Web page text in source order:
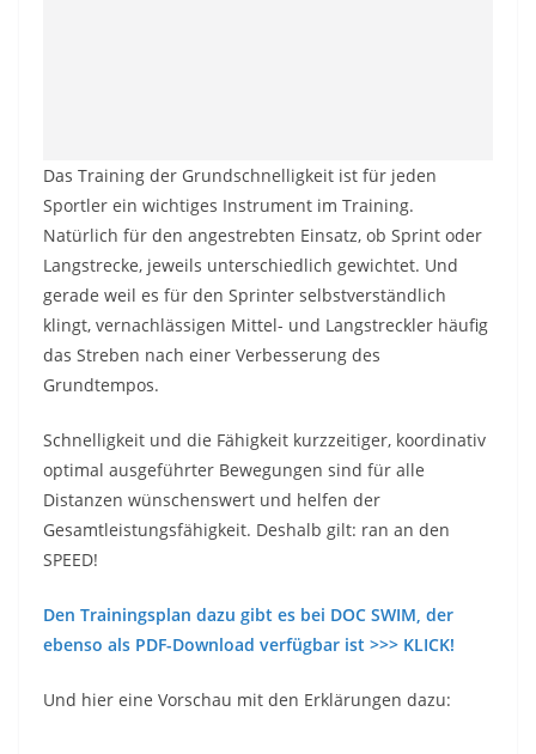
Das Training der Grundschnelligkeit ist für jeden
Sportler ein wichtiges Instrument im Training.
Natürlich für den angestrebten Einsatz, ob Sprint oder
Langstrecke, jeweils unterschiedlich gewichtet. Und
gerade weil es für den Sprinter selbstverständlich
klingt, vernachlässigen Mittel- und Langstreckler häufig
das Streben nach einer Verbesserung des
Grundtempos.
Schnelligkeit und die Fähigkeit kurzzeitiger, koordinativ
optimal ausgeführter Bewegungen sind für alle
Distanzen wünschenswert und helfen der
Gesamtleistungsfähigkeit. Deshalb gilt: ran an den
SPEED!
Den Trainingsplan dazu gibt es bei DOC SWIM, der
ebenso als PDF-Download verfügbar ist >>> KLICK!
Und hier eine Vorschau mit den Erklärungen dazu: